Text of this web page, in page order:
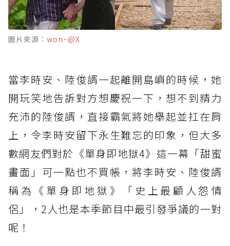
圖片來源： won~@X
當李時安、陸俊諝一起離開島嶼的時候，她
開玩笑地告訴對方想慶祝一下，想不到精力
充沛的陸俊諝，直接霸氣將她舉起並扛在肩
上，令李時安留下永生難忘的印象，但大多
數網友們對於《單身即地獄4》這一幕「甜蜜
畫面」可一點也不買帳，將李時安、陸俊諝
稱為《單身即地獄》「史上最顧人怨情
侶」，2人也是本季節目中最引發爭議的一對
呢！